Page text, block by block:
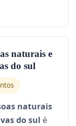
naturais e
do sul
naturais
do sul é